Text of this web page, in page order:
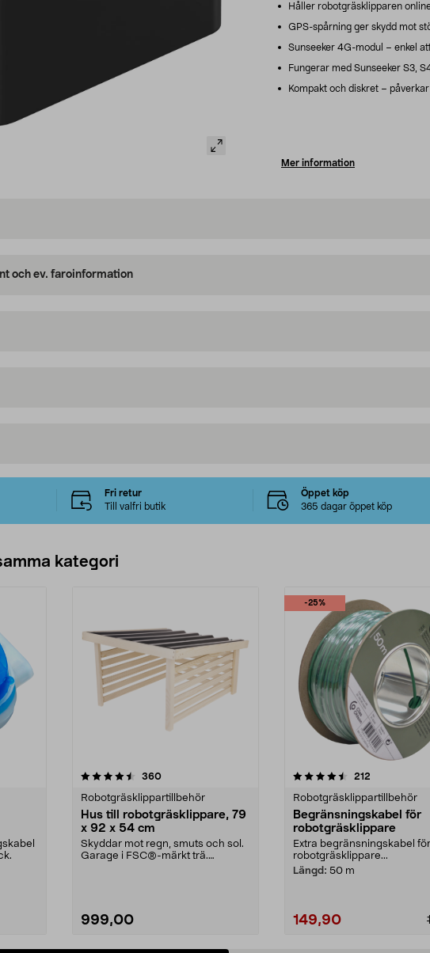
Håller robotgräsklipparen
GPS-spårning ger skydd mot
Sunseeker 4G-modul – enkel
Fungerar med Sunseeker S3,
Kompakt och diskret –
Mer information
och ev. faroinformation
Fri retur
Till valfri butik
Öppet köp
365 dagar öppet köp
kategori
360recensioner
Robotgräsklippartillbehör
Hus till robotgräsklippare, 79
x 92 x 54 cm
Skyddar mot regn, smuts och sol.
Garage i FSC®-märkt trä.
999,00
-25%
4.5 av 5 stjärnor 212
Robotgräsklippartillbehör
Begränsningskabel för
robotgräsklippare
Extra begränsningskabel för
robotgräsklippare...
Längd: 50 m
149,90
4.0 av 5 stjärnor